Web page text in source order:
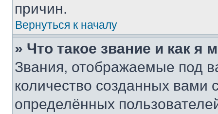
причин.
Вернуться к началу
» Что такое звание и как я
Звания, отображаемые под
количество созданных
определённых